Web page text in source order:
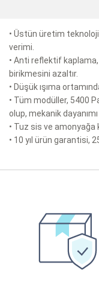
• Üstün üretim
verimi.
• Anti reflektif kaplama,
birikmesini azaltır.
• Düşük ışıma
• Tüm modüller, 5400
olup, mekanik
• Tuz sis ve amonyağa
• 10 yıl ürün garantisi,